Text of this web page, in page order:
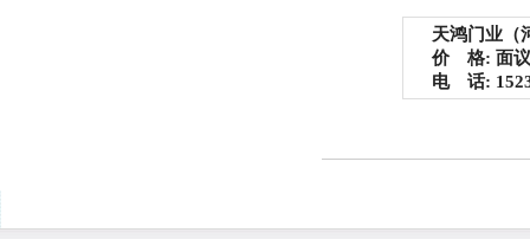
天鸿门业（
价 格: 面议
电 话: